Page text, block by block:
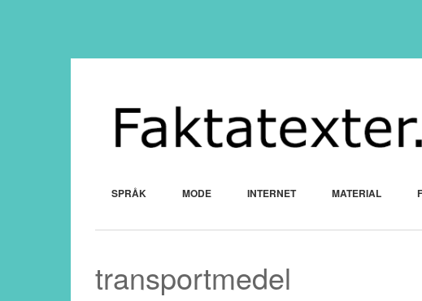
SPRÅK MODE INTERNET MATERIAL
transportmedel